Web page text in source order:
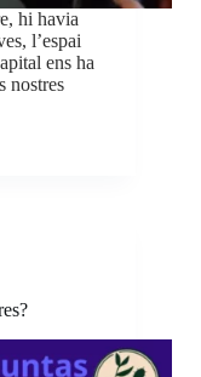
hi havia
l’espai
ens ha
nostres